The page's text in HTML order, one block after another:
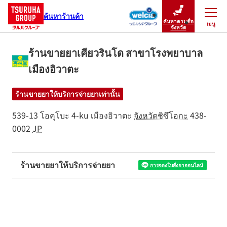
ค้นหาร้านค้า
ค้นหาตามชื่อ
จังหวัด
เมนู
ปิดเมนู
ร้านขายยาเคียวรินโด สาขาโรงพยาบาล
เมืองอิวาตะ
ร้านขายยาให้บริการจ่ายยาเท่านั้น
539-13 โอคุโบะ 4-ku เมืองอิวาตะ จังหวัดชิซึโอกะ 438-
0002 JP
ร้านขายยาให้บริการจ่ายยา การจองใบสั่งยาออนไลน์